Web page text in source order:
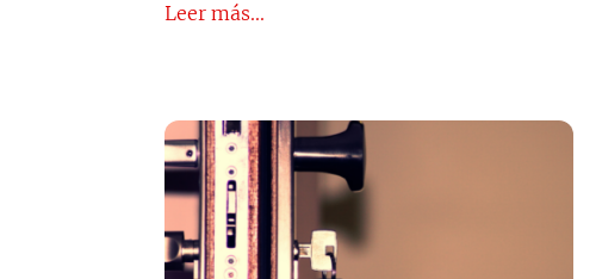
Leer más...